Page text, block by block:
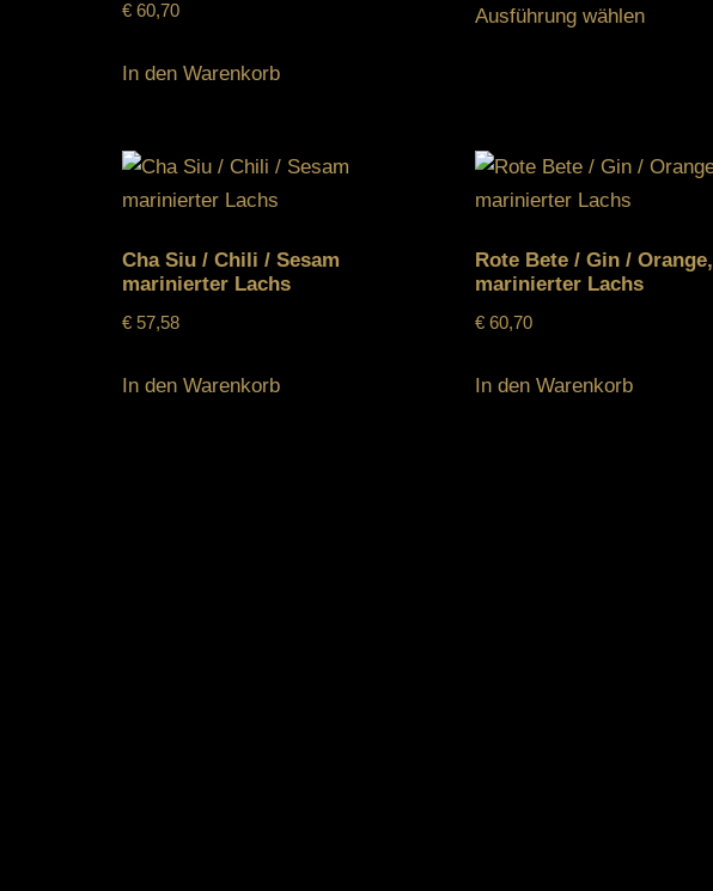
€ 60,70
In den Warenkorb
Ausführung wählen
Cha Siu / Chili / Sesam
marinierter Lachs
€ 57,58
In den Warenkorb
Rote Bete / Gin / Orange,
marinierter Lachs
€60,70
In den Warenkorb